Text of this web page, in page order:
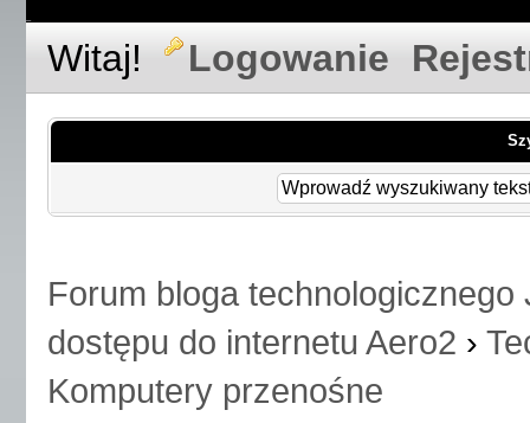
Witaj! Logowanie
Forum bloga technologicznego
dostępu do internetu Aero2 ›
Komputery przenośne